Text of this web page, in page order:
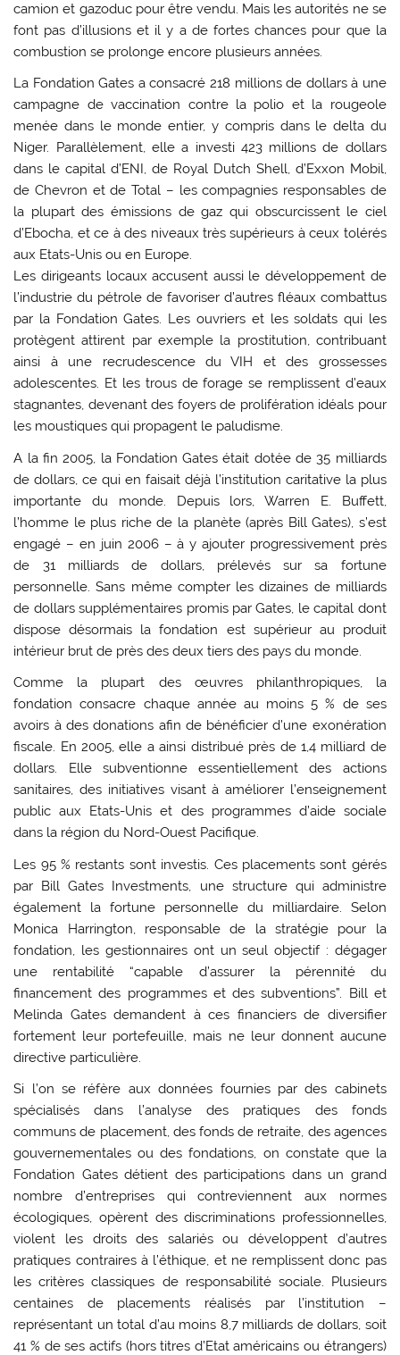
camion et gazoduc pour être vendu. Mais les autorités ne se
font pas d’illusions et il y a de fortes chances pour que la
combustion se prolonge encore plusieurs années.
La Fondation Gates a consacré 218 millions de dollars à une
campagne de vaccination contre la polio et la rougeole
menée dans le monde entier, y compris dans le delta du
Niger. Parallèlement, elle a investi 423 millions de dollars
dans le capital d’ENI, de Royal Dutch Shell, d’Exxon Mobil,
de Chevron et de Total – les compagnies responsables de
la plupart des émissions de gaz qui obscurcissent le ciel
d’Ebocha, et ce à des niveaux très supérieurs à ceux tolérés
aux Etats-Unis ou en Europe.
Les dirigeants locaux accusent aussi le développement de
l’industrie du pétrole de favoriser d’autres fléaux combattus
par la Fondation Gates. Les ouvriers et les soldats qui les
protègent attirent par exemple la prostitution, contribuant
ainsi à une recrudescence du VIH et des grossesses
adolescentes. Et les trous de forage se remplissent d’eaux
stagnantes, devenant des foyers de prolifération idéals pour
les moustiques qui propagent le paludisme.
A la fin 2005, la Fondation Gates était dotée de 35 milliards
de dollars, ce qui en faisait déjà l’institution caritative la plus
importante du monde. Depuis lors, Warren E. Buffett,
l’homme le plus riche de la planète (après Bill Gates), s’est
engagé – en juin 2006 – à y ajouter progressivement près
de 31 milliards de dollars, prélevés sur sa fortune
personnelle. Sans même compter les dizaines de milliards
de dollars supplémentaires promis par Gates, le capital dont
dispose désormais la fondation est supérieur au produit
intérieur brut de près des deux tiers des pays du monde.
Comme la plupart des œuvres philanthropiques, la
fondation consacre chaque année au moins 5 % de ses
avoirs à des donations afin de bénéficier d’une exonération
fiscale. En 2005, elle a ainsi distribué près de 1,4 milliard de
dollars. Elle subventionne essentiellement des actions
sanitaires, des initiatives visant à améliorer l’enseignement
public aux Etats-Unis et des programmes d’aide sociale
dans la région du Nord-Ouest Pacifique.
Les 95 % restants sont investis. Ces placements sont gérés
par Bill Gates Investments, une structure qui administre
également la fortune personnelle du milliardaire. Selon
Monica Harrington, responsable de la stratégie pour la
fondation, les gestionnaires ont un seul objectif : dégager
une rentabilité “capable d’assurer la pérennité du
financement des programmes et des subventions”. Bill et
Melinda Gates demandent à ces financiers de diversifier
fortement leur portefeuille, mais ne leur donnent aucune
directive particulière.
Si l’on se réfère aux données fournies par des cabinets
spécialisés dans l’analyse des pratiques des fonds
communs de placement, des fonds de retraite, des agences
gouvernementales ou des fondations, on constate que la
Fondation Gates détient des participations dans un grand
nombre d’entreprises qui contreviennent aux normes
écologiques, opèrent des discriminations professionnelles,
violent les droits des salariés ou développent d’autres
pratiques contraires à l’éthique, et ne remplissent donc pas
les critères classiques de responsabilité sociale. Plusieurs
centaines de placements réalisés par l’institution –
représentant un total d’au moins 8,7 milliards de dollars, soit
41 % de ses actifs (hors titres d’Etat américains ou étrangers)